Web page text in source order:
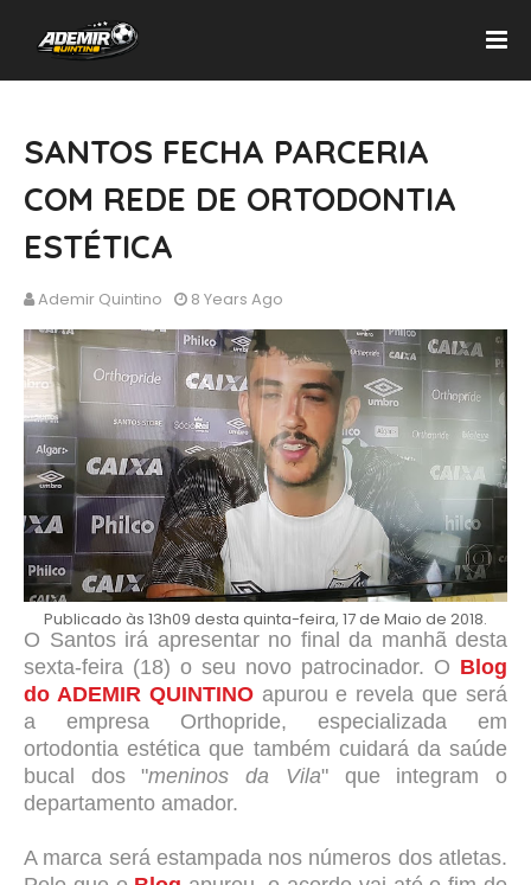
SANTOS FECHA PARCERIA
COM REDE DE ORTODONTIA
ESTÉTICA
Ademir Quintino 8 Years Ago
Publicado às 13h09 desta quinta-feira, 17 de Maio de 2018.
O Santos irá apresentar no final da manhã desta
sexta-feira (18) o seu novo patrocinador. O Blog
do ADEMIR QUINTINOapurou e revela que será
a empresa Orthopride, especializada em
ortodontia estética que também cuidará da saúde
bucal dos "meninos da Vila" que integram o
departamento amador.
A marca será estampada nos números dos atletas.